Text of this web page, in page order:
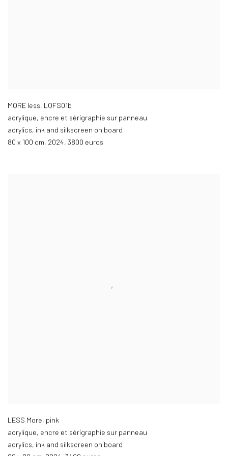
MORE less, LQFS01b
acrylique, encre et sérigraphie sur panneau
acrylics, ink and silkscreen on board
80 x 100 cm, 2024, 3800 euros
LESS More, pink
acrylique, encre et sérigraphie sur panneau
acrylics, ink and silkscreen on board